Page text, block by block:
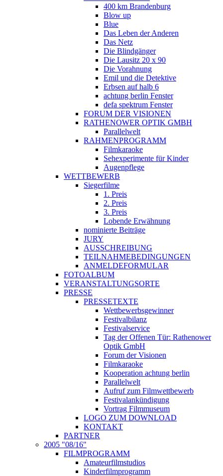
400 km Brandenburg
Blow up
Blue
Das Leben der Anderen
Das Netz
Die Blindgänger
Die Lausitz 20 x 90
Die Vorahnung
Emil und die Detektive
Erbsen auf halb 6
achtung berlin Fenster
defa spektrum Fenster
FORUM DER VISIONEN
RATHENOWER OPTIK GMBH
Parallelwelt
RAHMENPROGRAMM
Filmkaraoke
Sehexperimente für Kinder
Augenpflege
WETTBEWERB
Siegerfilme
1. Preis
2. Preis
3. Preis
Lobende Erwähnung
nominierte Beiträge
JURY
AUSSCHREIBUNG
TEILNAHMEBEDINGUNGEN
ANMELDEFORMULAR
FOTOALBUM
VERANSTALTUNGSORTE
PRESSE
PRESSETEXTE
Wettbewerbsgewinner
Festivalbilanz
Festivalservice
Tag der Offenen Tür: Rathenower
Optik GmbH
Forum der Visionen
Filmkaraoke
Kooperation achtung berlin
Parallelwelt
Aufruf zum Filmwettbewerb
Festivalankündigung
Vortrag Filmmuseum
LOGO ZUM DOWNLOAD
KONTAKT
PARTNER
2005 "08/16"
FILMPROGRAMM
Amateurfilmstudios
Kinderfilmprogramm